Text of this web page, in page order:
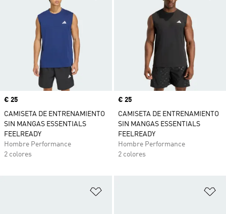
Precio
€ 25
CAMISETA DE ENTRENAMIENTO
SIN MANGAS ESSENTIALS
FEELREADY
Hombre Performance
2 colores
Precio
€ 25
CAMISETA DE ENTRENAMIENTO
SIN MANGAS ESSENTIALS
FEELREADY
Hombre Performance
2 colores